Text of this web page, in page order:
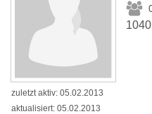
zuletzt aktiv: 05.02.2013
aktualisiert: 05.02.2013